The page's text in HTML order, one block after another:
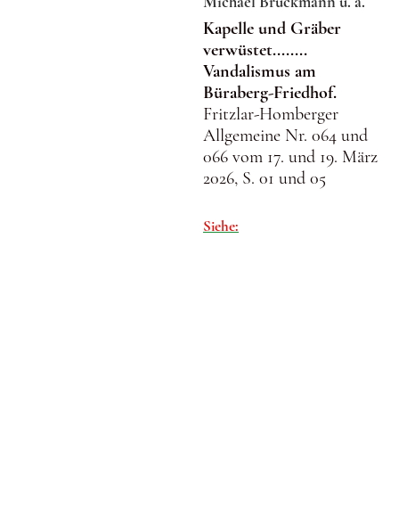
Kapelle und Gräber
verwüstet........
Vandalismus am
Büraberg-Friedhof.
Fritzlar-Homberger
Allgemeine Nr. 064 und
066 vom 17. und 19. März
2026, S. 01 und 05
Siehe: